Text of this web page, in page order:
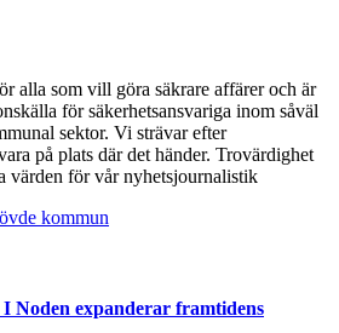
alla som vill göra säkrare affärer och är
för säkerhetsansvariga inom såväl
sektor. Vi strävar efter
på plats där det händer. Trovärdighet
värden för vår nyhetsjournalistik
kommun
Noden expanderar framtidens